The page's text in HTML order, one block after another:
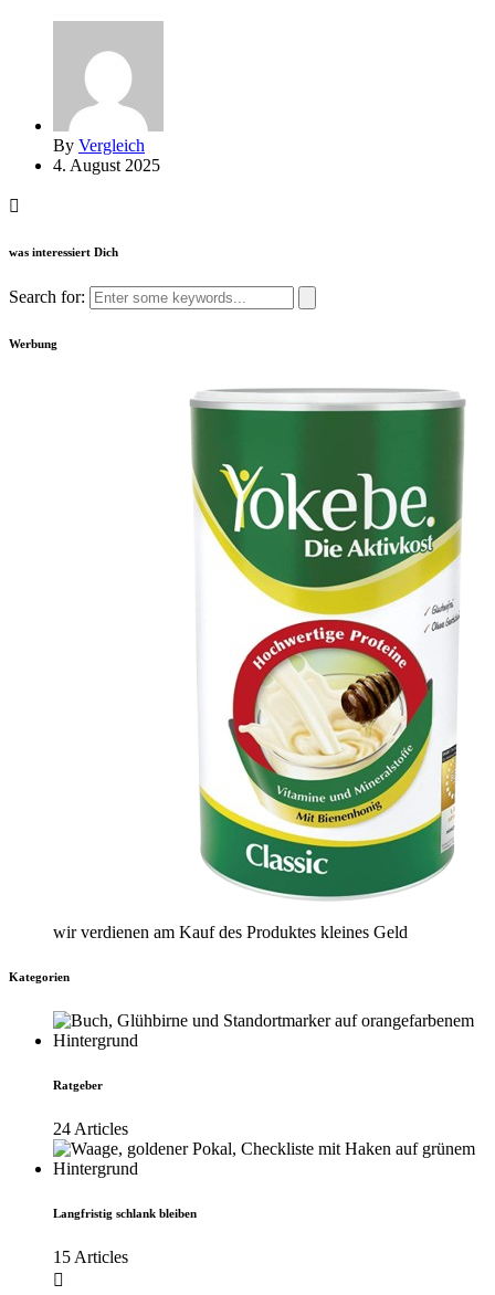
By Vergleich
4. August 2025
was interessiert Dich
Search for:
Werbung
wir verdienen am Kauf des Produktes kleines Geld
Kategorien
Ratgeber
24 Articles
Langfristig schlank bleiben
15 Articles